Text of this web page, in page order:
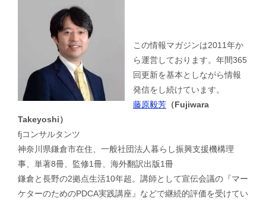
この情報マガジンは2011年か
ら運営しております。年間365
回更新を基本としながら情報
発信をし続けています。
藤原毅芳 （Fujiwara
Takeyoshi）
fjコンサルタンツ
神奈川県鎌倉市在住、一般社団法人暮らし振興支援機構理
事、単著8冊、監修1冊、海外翻訳出版1冊
鎌倉と長野の2拠点生活10年超。講師として宣伝会議の『マー
ケターのためのPDCA実践講座』などで継続的評価を受けてい